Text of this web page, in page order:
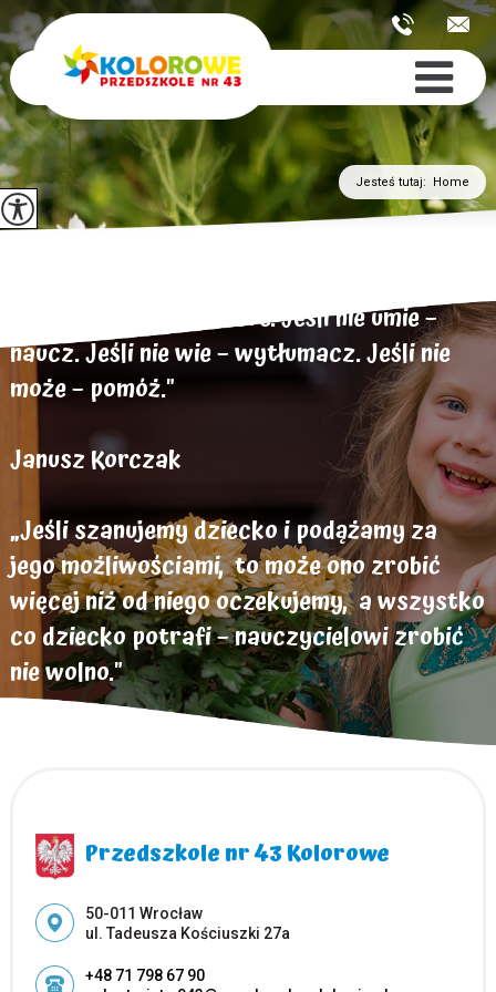
Jesteś tutaj: Home
„Dziecko chce być dobre. Jeśli nie umie –
naucz. Jeśli nie wie – wytłumacz. Jeśli nie
może – pomóż."
Janusz Korczak
„Jeśli szanujemy dziecko i podążamy za
jego możliwościami, to może ono zrobić
więcej niż od niego oczekujemy, a wszystko
co dziecko potrafi – nauczycielowi zrobić
nie wolno."
Helen Parkhurst
Przedszkole nr 43 Kolorowe
Adres pocztowy:
50-011 Wrocław
ul. Tadeusza Kościuszki 27a
+48 71 798 67 90